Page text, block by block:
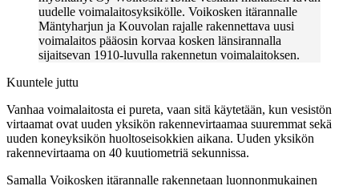
uudelle voimalaitosyksikölle. Voikosken itärannalle
Mäntyharjun ja Kouvolan rajalle rakennettava uusi
voimalaitos pääosin korvaa kosken länsirannalla
sijaitsevan 1910-luvulla rakennetun voimalaitoksen.
Kuuntele juttu
Vanhaa voimalaitosta ei pureta, vaan sitä käytetään, kun vesistön
virtaamat ovat uuden yksikön rakennevirtaamaa suuremmat sekä
uuden koneyksikön huoltoseisokkien aikana. Uuden yksikön
rakennevirtaama on 40 kuutiometriä sekunnissa.
Samalla Voikosken itärannalle rakennetaan luonnonmukainen